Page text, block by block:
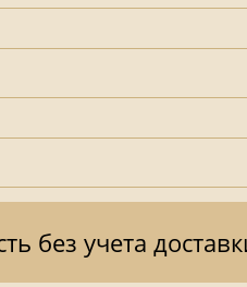
без учета